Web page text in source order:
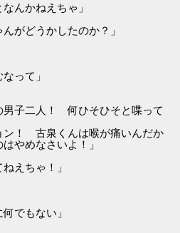
んかねえちゃ」
がどうかしたのか？」
って」
子二人！ 何ひそひそと喋って
泉くんは喉が痛いんだか
やめなさいよ！」
えちゃ！」
でもない」